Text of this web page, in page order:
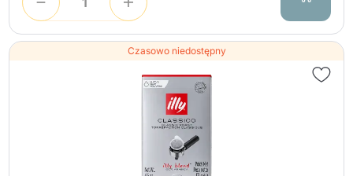
Czasowo niedostępny
Kontynuuj zakupy
Kontynuuj zakupy